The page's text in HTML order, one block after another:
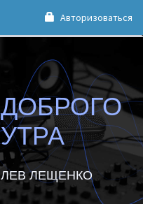
Авторизоваться
ДОБРОГО
УТРА
ЛЕВ ЛЕЩЕНКО